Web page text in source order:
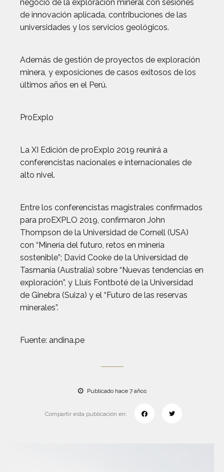
negocio de la exploración mineral con sesiones
de innovación aplicada, contribuciones de las
universidades y los servicios geológicos.
Además de gestión de proyectos de exploración
minera, y exposiciones de casos exitosos de los
últimos años en el Perú.
ProExplo
La XI Edición de proExplo 2019 reunirá a
conferencistas nacionales e internacionales de
alto nivel.
Entre los conferencistas magistrales confirmados
para proEXPLO 2019, confirmaron John
Thompson de la Universidad de Cornell (USA)
con “Minería del futuro, retos en minería
sostenible”; David Cooke de la Universidad de
Tasmania (Australia) sobre “Nuevas tendencias en
exploración”, y Lluís Fontboté de la Universidad
de Ginebra (Suiza) y el “Futuro de las reservas
minerales”.
Fuente: andina.pe
Publicado hace 7 años
Compartir esta publicación en: